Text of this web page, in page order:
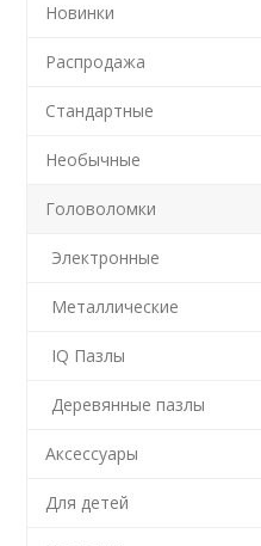
Новинки
Распродажа
Стандартные
Необычные
Головоломки
Электронные
Металлические
IQ Пазлы
Деревянные пазлы
Аксессуары
Для детей